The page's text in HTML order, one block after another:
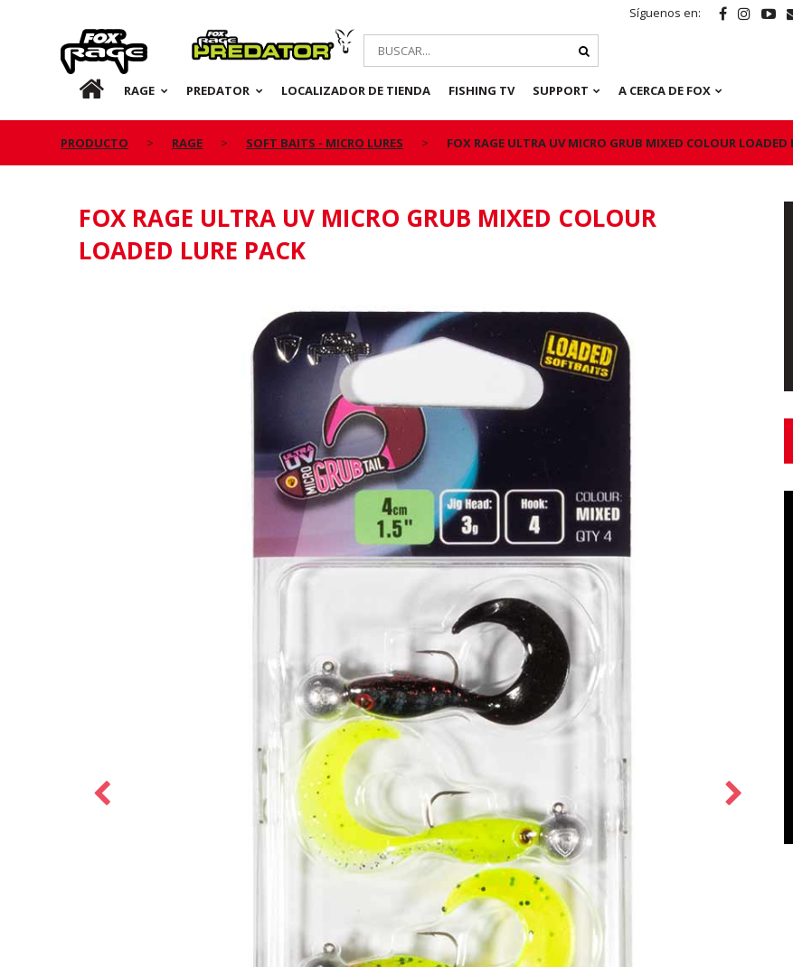
Síguenos en:
Rage Predator
ES RAGE PREDATOR LOCALIZADOR DE TIENDA FISHING TV SUPPORT A CERCA DE FOX
PRODUCTO RAGE SOFT BAITS - MICRO LURES FOX RAGE ULTRA UV MICRO GRUB MIXED COLOUR LOADED
FOX RAGE ULTRA UV MICRO GRUB MIXED COLOUR
LOADED LURE PACK